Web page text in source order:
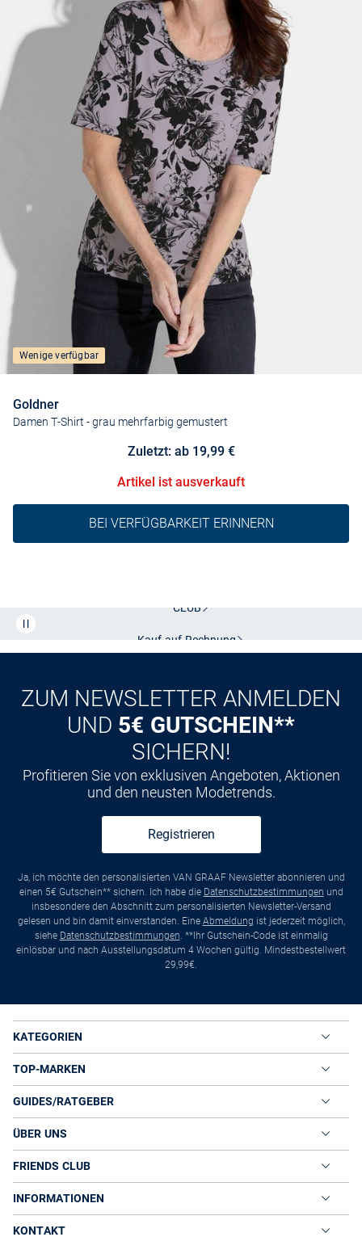
Wenige verfügbar
Goldner
Damen T-Shirt - grau mehrfarbig gemustert
Zuletzt: ab 19,99 €
Artikel ist ausverkauft
BEI VERFÜGBARKEIT ERINNERN
CLUB
Kauf auf Rechnung
ZUM NEWSLETTER ANMELDEN
UND 5€ GUTSCHEIN**
SICHERN!
Profitieren Sie von exklusiven Angeboten, Aktionen
und den neusten Modetrends.
Registrieren
Ja, ich möchte den personalisierten VAN GRAAF Newsletter abonnieren und
einen 5€ Gutschein** sichern. Ich habe die Datenschutzbestimmungen und
insbesondere den Abschnitt zum personalisierten Newsletter-Versand
gelesen und bin damit einverstanden. Eine Abmeldung ist jederzeit möglich,
siehe Datenschutzbestimmungen. **Ihr Gutschein-Code ist einmalig
einlösbar und nach Ausstellungsdatum 4 Wochen gültig. Mindestbestellwert
29,99€.
KATEGORIEN
TOP-MARKEN
GUIDES/RATGEBER
ÜBER UNS
FRIENDS CLUB
INFORMATIONEN
KONTAKT